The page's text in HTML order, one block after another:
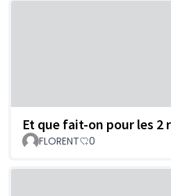
Et que fait-on pour les 2
FLORENT 0